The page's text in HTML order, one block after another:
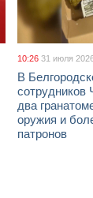
10:26 31 июля
В
два
оружия и
патронов